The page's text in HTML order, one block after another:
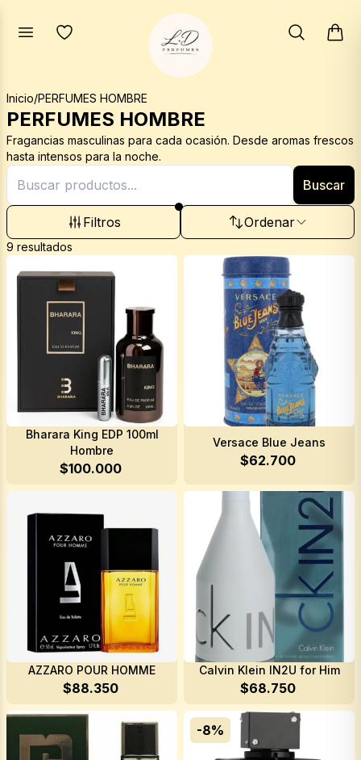
Volver
HOMBRE
MUJER
ARABES
Premium (4 en 1), (5 en 1)
ARABES
Inicio/PERFUMES HOMBRE
PERFUMES HOMBRE
Fragancias masculinas para cada ocasión. Desde aromas frescos
hasta intensos para la noche.
Buscar
Filtros Ordenar
9 resultados
Bharara King EDP 100ml
Hombre
$100.000
Versace Blue Jeans
$62.700
AZZARO POUR HOMME
$88.350
Calvin Klein IN2U for Him
$68.750
-8%